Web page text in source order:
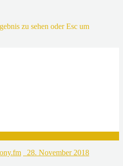
zu sehen oder Esc um
28. November 2018